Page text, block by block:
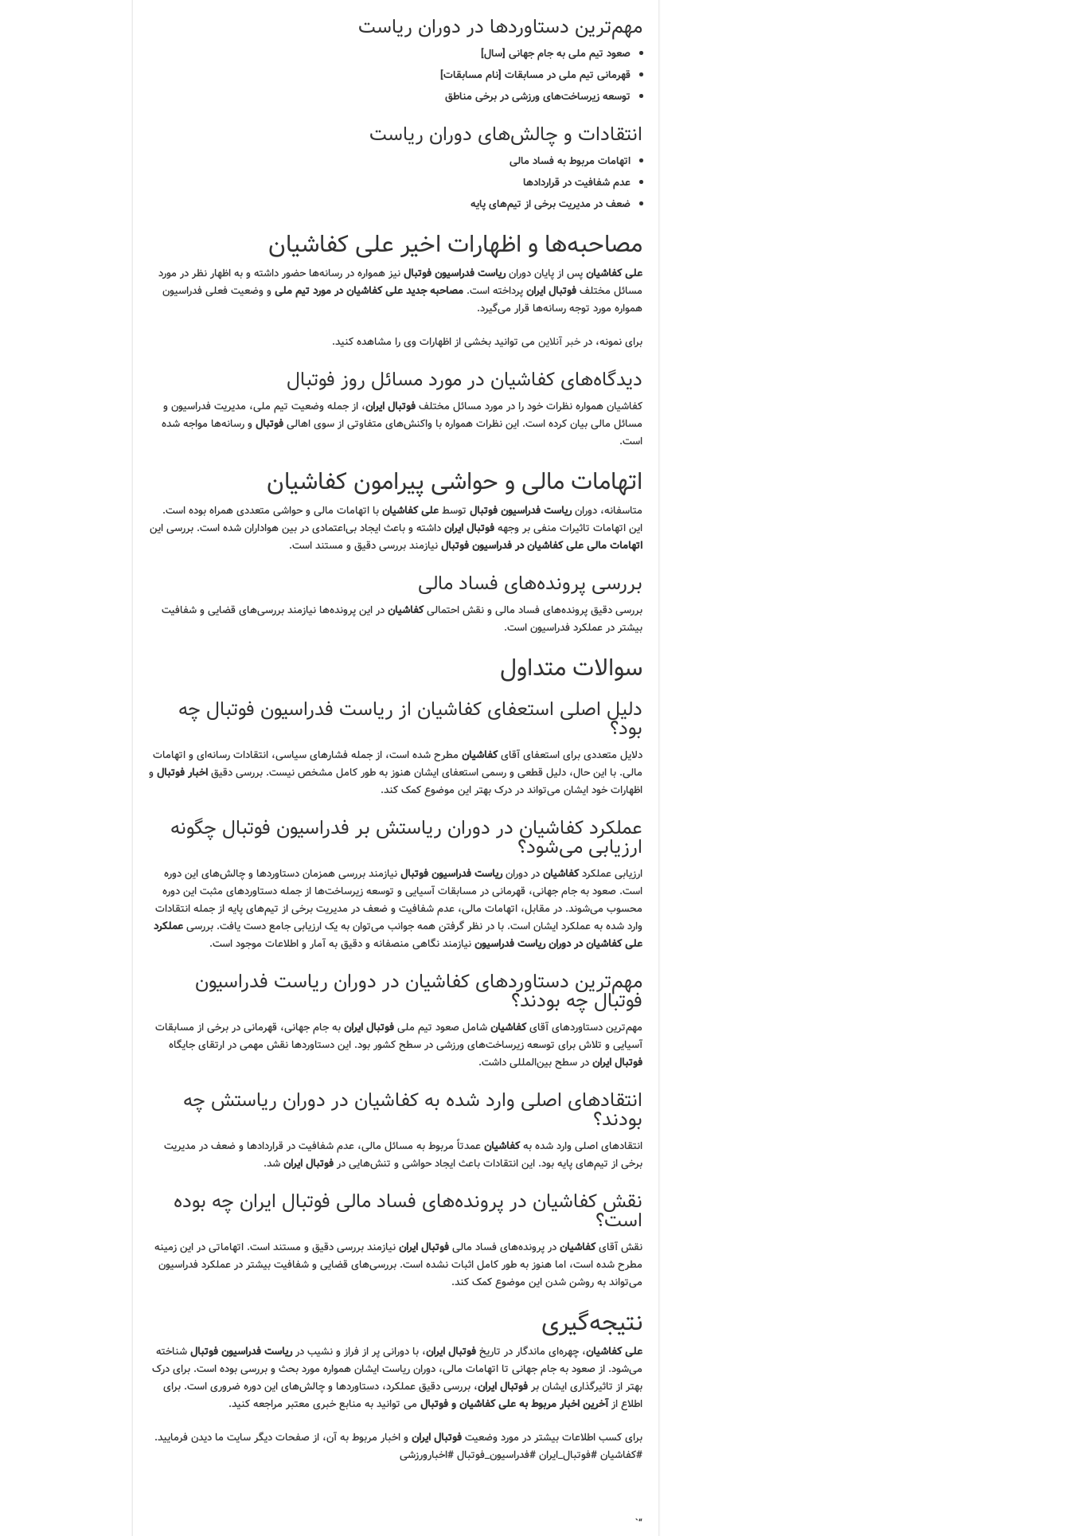
مهم‌ترین دستاوردها در دوران ریاست
صعود تیم ملی به جام جهانی [سال]
قهرمانی تیم ملی در مسابقات [نام مسابقات]
توسعه زیرساخت‌های ورزشی در برخی مناطق
انتقادات و چالش‌های دوران ریاست
اتهامات مربوط به فساد مالی
عدم شفافیت در قراردادها
ضعف در مدیریت برخی از تیم‌های پایه
مصاحبه‌ها و اظهارات اخیر علی کفاشیان
علی کفاشیانپس از پایان دورانریاست فدراسیون فوتبالنیز همواره در رسانه‌ها حضور داشته و به اظهار نظر در مورد
مسائل مختلففوتبال ایرانپرداخته است. مصاحبه جدید علی کفاشیان در مورد تیم ملیو وضعیت فعلی فدراسیون
همواره مورد توجه رسانه‌ها قرار می‌گیرد.
برای نمونه، درخبر آنلاین می توانید بخشی از اظهارات وی را مشاهده کنید.
دیدگاه‌های کفاشیان در مورد مسائل روز فوتبال
کفاشیان همواره نظرات خود را در مورد مسائل مختلففوتبال ایران، از جمله وضعیت تیم ملی، مدیریت فدراسیون و
مسائل مالی بیان کرده است. این نظرات همواره با واکنش‌های متفاوتی از سوی اهالیفوتبالو رسانه‌ها مواجه شده
است.
اتهامات مالی و حواشی پیرامون کفاشیان
متاسفانه، دورانریاست فدراسیون فوتبال توسطعلی کفاشیانبا اتهامات مالی و حواشی متعددی همراه بوده است.
این اتهامات تاثیرات منفی بر وجههفوتبال ایرانداشته و باعث ایجاد بی‌اعتمادی در بین هواداران شده است. بررسی این
اتهامات مالی علی کفاشیان در فدراسیون فوتبالنیازمند بررسی دقیق و مستند است.
بررسی پرونده‌های فساد مالی
بررسی دقیق پرونده‌های فساد مالی و نقش احتمالیکفاشیاندر این پرونده‌ها نیازمند بررسی‌های قضایی و شفافیت
بیشتر در عملکرد فدراسیون است.
سوالات متداول
دلیل اصلی استعفای کفاشیان از ریاست فدراسیون فوتبال چه
بود؟
دلایل متعددی برای استعفای آقایکفاشیان مطرح شده است، از جمله فشارهای سیاسی، انتقادات رسانه‌ای و اتهامات
مالی. با این حال، دلیل قطعی و رسمی استعفای ایشان هنوز به طور کامل مشخص نیست. بررسی دقیقاخبار فوتبالو
اظهارات خود ایشان می‌تواند در درک بهتر این موضوع کمک کند.
عملکرد کفاشیان در دوران ریاستش بر فدراسیون فوتبال چگونه
ارزیابی می‌شود؟
ارزیابی عملکردکفاشیاندر دورانریاست فدراسیون فوتبالنیازمند بررسی همزمان دستاوردها و چالش‌های این دوره
است. صعود به جام جهانی، قهرمانی در مسابقات آسیایی و توسعه زیرساخت‌ها از جمله دستاوردهای مثبت این دوره
محسوب می‌شوند. در مقابل، اتهامات مالی، عدم شفافیت و ضعف در مدیریت برخی از تیم‌های پایه از جمله انتقادات
وارد شده به عملکرد ایشان است. با در نظر گرفتن همه جوانب می‌توان به یک ارزیابی جامع دست یافت. بررسیعملکرد
علی کفاشیان در دوران ریاست فدراسیوننیازمند نگاهی منصفانه و دقیق به آمار و اطلاعات موجود است.
مهم‌ترین دستاوردهای کفاشیان در دوران ریاست فدراسیون
فوتبال چه بودند؟
مهم‌ترین دستاوردهای آقایکفاشیانشامل صعود تیم ملیفوتبال ایرانبه جام جهانی، قهرمانی در برخی از مسابقات
آسیایی و تلاش برای توسعه زیرساخت‌های ورزشی در سطح کشور بود. این دستاوردها نقش مهمی در ارتقای جایگاه
فوتبال ایراندر سطح بین‌المللی داشت.
انتقادهای اصلی وارد شده به کفاشیان در دوران ریاستش چه
بودند؟
انتقادهای اصلی وارد شده بهکفاشیانعمدتاً مربوط به مسائل مالی، عدم شفافیت در قراردادها و ضعف در مدیریت
برخی از تیم‌های پایه بود. این انتقادات باعث ایجاد حواشی و تنش‌هایی درفوتبال ایرانشد.
نقش کفاشیان در پرونده‌های فساد مالی فوتبال ایران چه بوده
است؟
نقش آقایکفاشیاندر پرونده‌های فساد مالیفوتبال ایراننیازمند بررسی دقیق و مستند است. اتهاماتی در این زمینه
مطرح شده است، اما هنوز به طور کامل اثبات نشده است. بررسی‌های قضایی و شفافیت بیشتر در عملکرد فدراسیون
می‌تواند به روشن شدن این موضوع کمک کند.
نتیجه‌گیری
علی کفاشیان، چهره‌ای ماندگار در تاریخفوتبال ایران، با دورانی پر از فراز و نشیب درریاست فدراسیون فوتبالشناخته
می‌شود. از صعود به جام جهانی تا اتهامات مالی، دوران ریاست ایشان همواره مورد بحث و بررسی بوده است. برای درک
بهتر از تاثیرگذاری ایشان برفوتبال ایران، بررسی دقیق عملکرد، دستاوردها و چالش‌های این دوره ضروری است. برای
اطلاع ازآخرین اخبار مربوط به علی کفاشیان و فوتبال می توانید به منابع خبری معتبر مراجعه کنید.
برای کسب اطلاعات بیشتر در مورد وضعیتفوتبال ایرانو اخبار مربوط به آن، از صفحات دیگر سایت ما دیدن فرمایید.
#کفاشیان #فوتبال_ایران #فدراسیون_فوتبال #اخبارورزشی
“`